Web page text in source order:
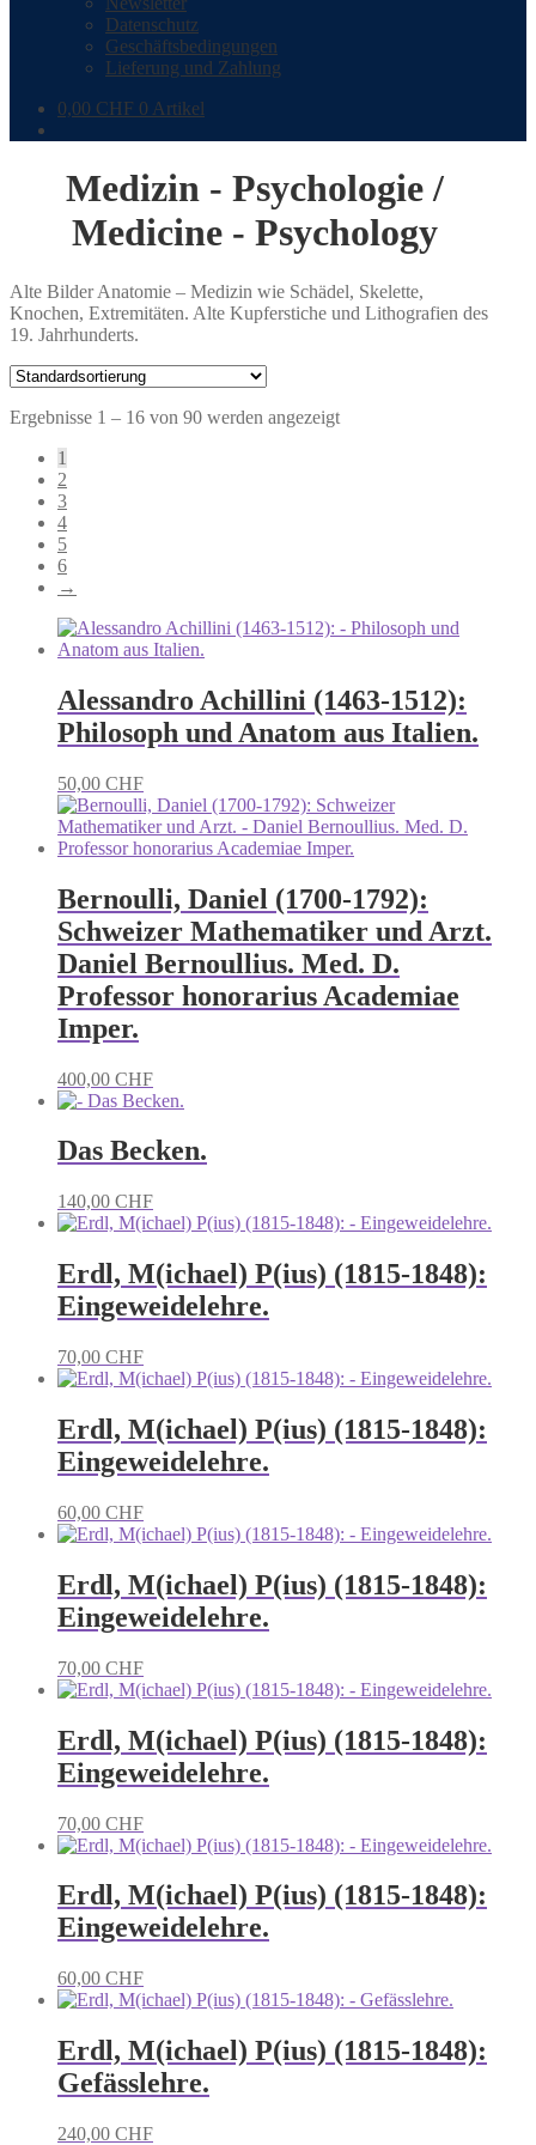
Datenschutz
Geschäftsbedingungen
Lieferung und Zahlung
0,00 CHF 0 Artikel
Medizin - Psychologie /
Medicine - Psychology
Alte Bilder Anatomie – Medizin wie Schädel, Skelette,
Knochen, Extremitäten. Alte Kupferstiche und Lithografien des
19. Jahrhunderts.
Ergebnisse 1 – 16 von 90 werden angezeigt
1
2
3
4
5
6
→
Alessandro Achillini (1463-1512):
Philosoph und Anatom aus Italien.
50,00 CHF
Bernoulli, Daniel (1700-1792):
Schweizer Mathematiker und Arzt.
Daniel Bernoullius. Med. D.
Professor honorarius Academiae
Imper.
400,00 CHF
Das Becken.
140,00 CHF
Erdl, M(ichael) P(ius) (1815-1848):
Eingeweidelehre.
70,00 CHF
Erdl, M(ichael) P(ius) (1815-1848):
Eingeweidelehre.
60,00 CHF
Erdl, M(ichael) P(ius) (1815-1848):
Eingeweidelehre.
70,00 CHF
Erdl, M(ichael) P(ius) (1815-1848):
Eingeweidelehre.
70,00 CHF
Erdl, M(ichael) P(ius) (1815-1848):
Eingeweidelehre.
60,00 CHF
Erdl, M(ichael) P(ius) (1815-1848):
Gefässlehre.
240,00 CHF